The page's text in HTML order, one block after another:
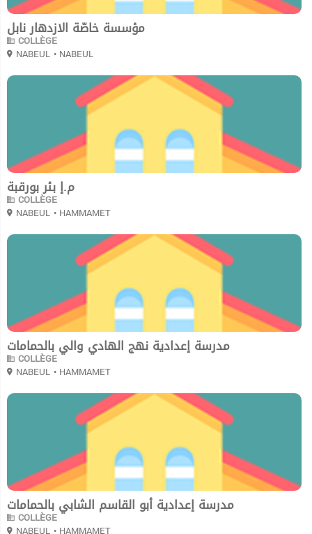
مؤسسة خاصّة الازدهار نابل
COLLÈGE
NABEUL • NABEUL
م.إ بئر بورقبة
COLLÈGE
NABEUL • HAMMAMET
مدرسة إعدادية نهج الهادي والي بالحمامات
COLLÈGE
NABEUL • HAMMAMET
مدرسة إعدادية أبو القاسم الشابي بالحمامات
COLLÈGE
NABEUL • HAMMAMET